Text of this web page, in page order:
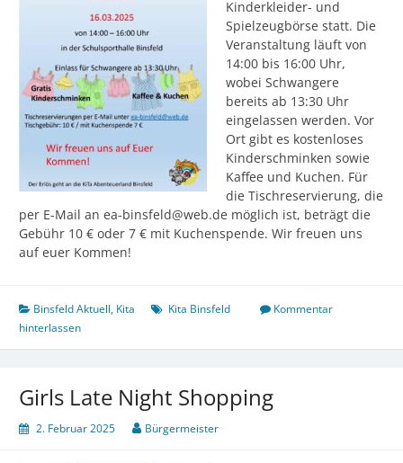
Kinderkleider- und
Spielzeugbörse statt. Die
Veranstaltung läuft von
14:00 bis 16:00 Uhr,
wobei Schwangere
bereits ab 13:30 Uhr
eingelassen werden. Vor
Ort gibt es kostenloses
Kinderschminken sowie
Kaffee und Kuchen. Für
die Tischreservierung, die
per E-Mail an ea-binsfeld@web.de möglich ist, beträgt die
Gebühr 10 € oder 7 € mit Kuchenspende. Wir freuen uns
auf euer Kommen!
Binsfeld Aktuell, Kita Kita Binsfeld
Kommentar
hinterlassen
Girls Late Night Shopping
2. Februar 2025 Bürgermeister